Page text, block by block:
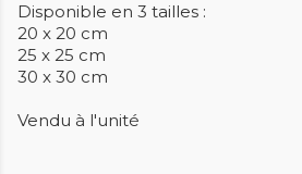
Disponible en 3 tailles :
20 x 20 cm
25 x 25 cm
30 x 30 cm
Vendu à l'unité